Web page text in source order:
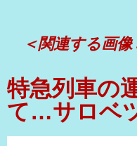
＜関連する画像
特急列車の
て…サロベ